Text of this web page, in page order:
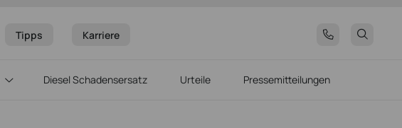
Tipps Karriere
Diesel Schadensersatz Urteile Pressemitteilungen